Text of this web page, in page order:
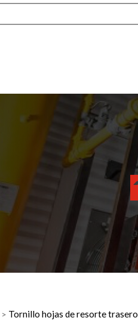
> Tornillo hojas de resorte trasero